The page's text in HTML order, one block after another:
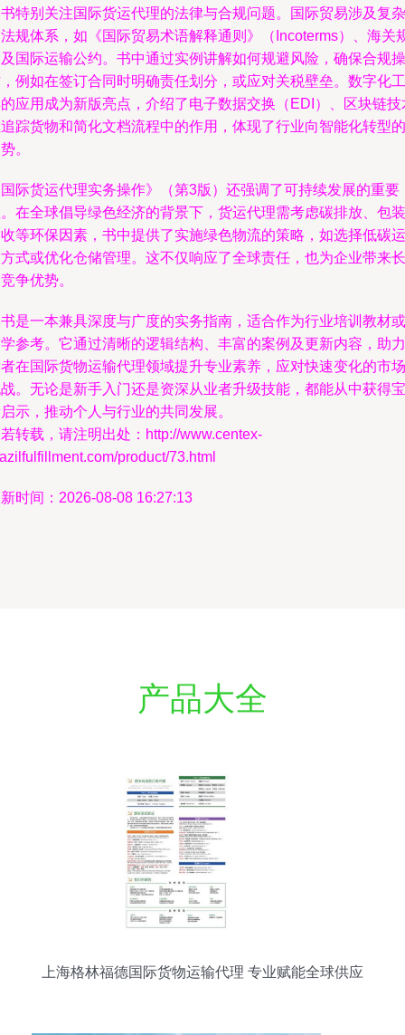
特别关注国际货运代理的法律与合规问题。国际贸易涉及复杂
规体系，如《国际贸易术语解释通则》（Incoterms）、海关
国际运输公约。书中通过实例讲解如何规避风险，确保合规操
例如在签订合同时明确责任划分，或应对关税壁垒。数字化工
应用成为新版亮点，介绍了电子数据交换（EDI）、区块链技
踪货物和简化文档流程中的作用，体现了行业向智能化转型的
。
际货运代理实务操作》（第3版）还强调了可持续发展的重要
在全球倡导绿色经济的背景下，货运代理需考虑碳排放、包装
等环保因素，书中提供了实施绿色物流的策略，如选择低碳运
式或优化仓储管理。这不仅响应了全球责任，也为企业带来长
争优势。
是一本兼具深度与广度的实务指南，适合作为行业培训教材或
参考。它通过清晰的逻辑结构、丰富的案例及更新内容，助力
在国际货物运输代理领域提升专业素养，应对快速变化的市场
。无论是新手入门还是资深从业者升级技能，都能从中获得宝
示，推动个人与行业的共同发展。
转载，请注明出处：http://www.centex-
product/73.html
时间：2026-08-08 16:27:13
产品大全
上海格林福德国际货物运输代理 专业赋能全球供应